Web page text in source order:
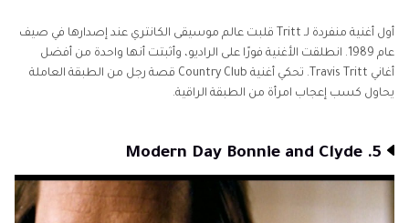
أول أغنية منفردة لـ Tritt قلبت عالم موسيقى الكانتري عند إصدارها في صيف
عام 1989. انطلقت الأغنية فورًا على الراديو، وأثبتت أنها واحدة من أفضل
أغاني Travis Tritt. تحكي أغنية Country Club قصة رجل من الطبقة العاملة
يحاول كسب إعجاب امرأة من الطبقة الراقية.
5. Modern Day Bonnie and Clyde